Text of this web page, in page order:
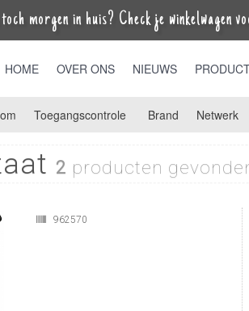
morgen in huis? Check je winkelwagen
HOME OVER ONS NIEUWS
Toegangscontrole Brand Netwerk
2 producten
962570